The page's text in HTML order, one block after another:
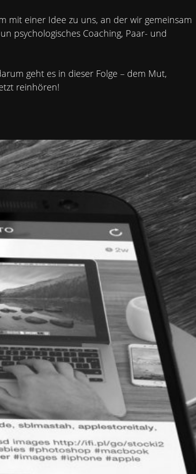
mit einer Idee zu uns, an der wir gemeinsam
psychologisches Coaching, Paar- und
geht es in dieser Folge – dem Mut,
reinhören!
UNTERWEGS
IMPULSE
PODCAST KUNDENSTIMMEN
STIMMEN
KONTAKT
DATENSCHUTZ LEITBILD